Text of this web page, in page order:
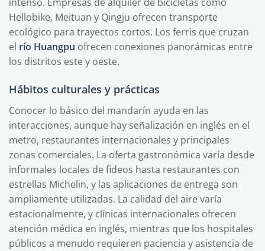
Hellobike, Meituan y Qingju ofrecen transporte
ecológico para trayectos cortos. Los ferris que cruzan
el río Huangpu ofrecen conexiones panorámicas entre
los distritos este y oeste.
Hábitos culturales y prácticas
Conocer lo básico del mandarín ayuda en las
interacciones, aunque hay señalización en inglés en el
metro, restaurantes internacionales y principales
zonas comerciales. La oferta gastronómica varía desde
informales locales de fideos hasta restaurantes con
estrellas Michelin, y las aplicaciones de entrega son
ampliamente utilizadas. La calidad del aire varía
estacionalmente, y clínicas internacionales ofrecen
atención médica en inglés, mientras que los hospitales
públicos a menudo requieren paciencia y asistencia de